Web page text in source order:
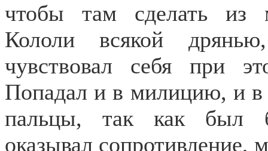
чтобы там сделать из
Кололи всякой
чувствовал себя при
Попадал и в милицию, и
пальцы, так как был
оказывал сопротивление,